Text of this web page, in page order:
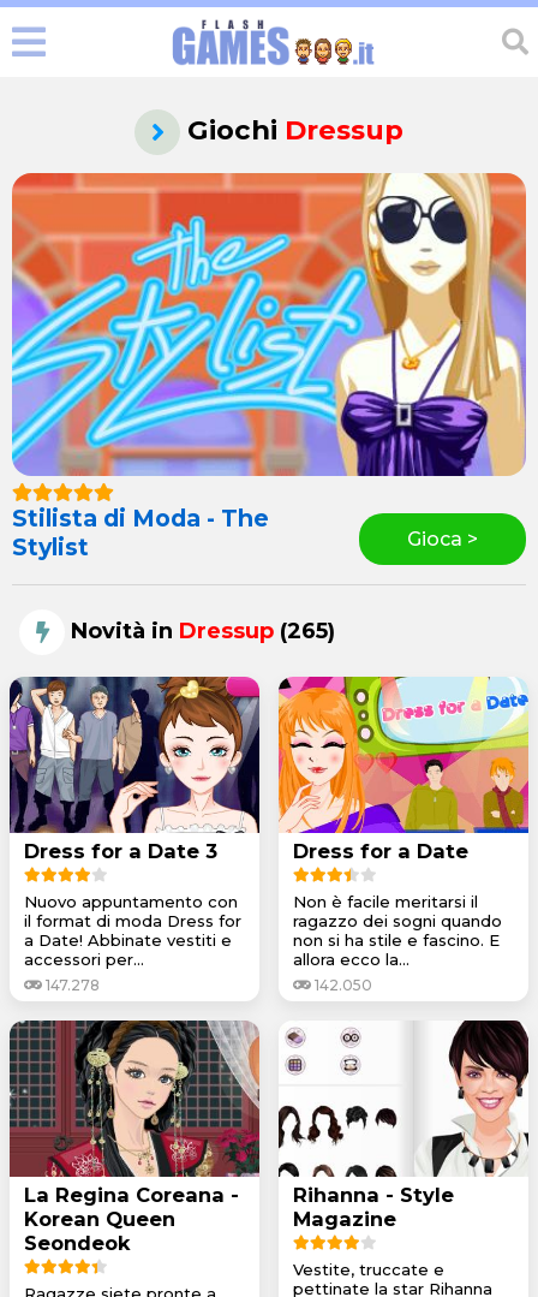
Giochi Dressup
Stilista di Moda - The
Stylist
Gioca >
Novità in Dressup (265)
Dress for a Date 3
Nuovo appuntamento con
il format di moda Dress for
a Date! Abbinate vestiti e
accessori per...
147.278
Dress for a Date
Non è facile meritarsi il
ragazzo dei sogni quando
non si ha stile e fascino. E
allora ecco la...
142.050
La Regina Coreana -
Korean Queen
Seondeok
Ragazze siete pronte a
Rihanna - Style
Magazine
Vestite, truccate e
pettinate la star Rihanna